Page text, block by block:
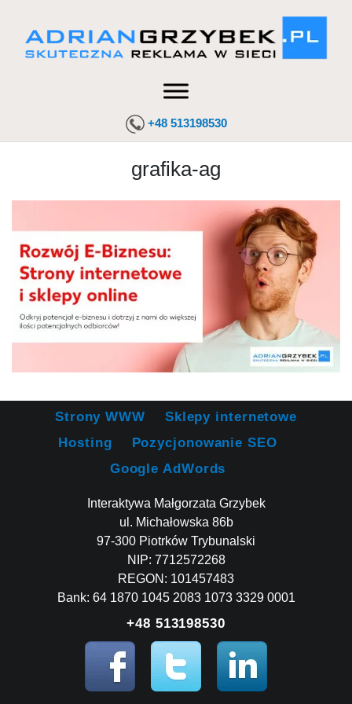
+48 513198530
grafika-ag
Strony WWW
Sklepy internetowe
Hosting
Pozycjonowanie SEO
Google AdWords
Interaktywa Małgorzata Grzybek
ul. Michałowska 86b
97-300 Piotrków Trybunalski
NIP: 7712572268
REGON: 101457483
Bank: 64 1870 1045 2083 1073 3329 0001
+48 513198530